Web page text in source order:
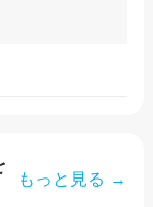
もっと見る →